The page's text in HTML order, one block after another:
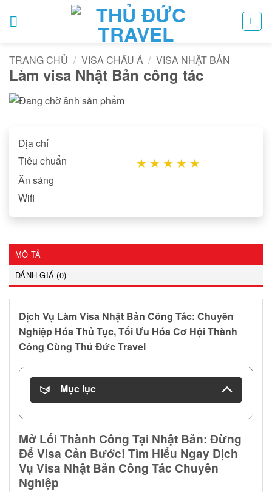
qua
TRANG CHỦ / VISA CHÂU Á / VISA NHẬT BẢN
Làm visa Nhật Bản công tác
Địa chỉ
Tiêu chuẩn
★ ★ ★ ★ ★
Ăn sáng
Wifi
MÔ TẢ
ĐÁNH GIÁ (0)
Dịch Vụ Làm Visa Nhật Bản Công Tác: Chuyên
Nghiệp Hóa Thủ Tục, Tối Ưu Hóa Cơ Hội Thành
Công Cùng Thủ Đức Travel
Mục lục
Mở Lối Thành Công Tại Nhật Bản: Đừng
Để Visa Cản Bước! Tìm Hiểu Ngay Dịch
Vụ Visa Nhật Bản Công Tác Chuyên
Nghiệp